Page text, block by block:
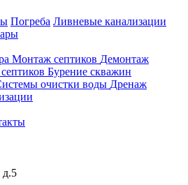
Погреба Ливневые канализации
Монтаж септиков Демонтаж
Бурение скважин
очистки воды Дренаж
д.5